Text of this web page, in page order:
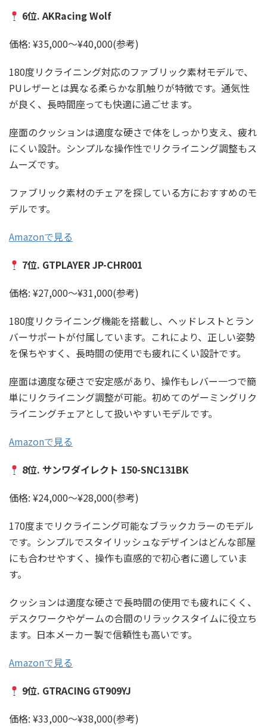
6位. AKRacing Wolf
価格: ¥35,000〜¥40,000(参考)
180度リクライニング対応のファブリック素材モデルで、
PUレザーとは異なる柔らかな肌触りが特徴です。通気性
が良く、長時間座っても快適に過ごせます。
座面のクッションは適度な硬さで体をしっかり支え、疲れ
にくい設計。シンプルな操作性でリクライニング調整もス
ムーズです。
ファブリック素材のチェアを探している方におすすめのモ
デルです。
Amazonで見る
7位. GTPLAYER JP-CHR001
価格: ¥27,000〜¥31,000(参考)
180度リクライニング機能を搭載し、ヘッドレストとラン
バーサポートが付属しています。これにより、正しい姿勢
を保ちやすく、長時間の使用でも疲れにくい設計です。
座面は適度な硬さで安定感があり、操作もレバー一つで簡
単にリクライニング調整が可能。初めてのゲーミングリク
ライニングチェアとして扱いやすいモデルです。
Amazonで見る
8位. サンワダイレクト 150-SNC131BK
価格: ¥24,000〜¥28,000(参考)
170度までリクライニング可能なブラックカラーのモデル
です。シンプルでスタイリッシュなデザインはどんな部屋
にも合わせやすく、操作も直感的で初心者に適していま
す。
クッションは適度な硬さで長時間の使用でも疲れにくく、
デスクワークやゲームの合間のリラックスタイムに役立ち
ます。日本メーカー製で信頼性も高いです。
Amazonで見る
9位. GTRACING GT909YJ
価格: ¥33,000〜¥38,000(参考)